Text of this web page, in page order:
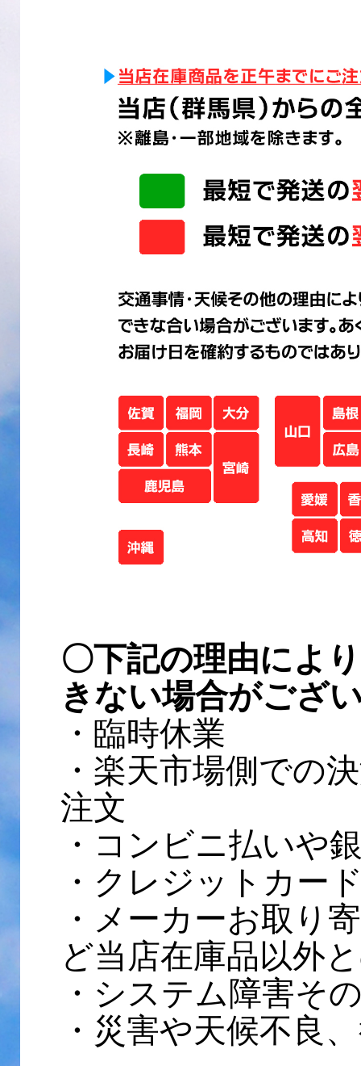
〇下記の理由によ
きない場合がござ
・臨時休業
・楽天市場側での
注文
・コンビニ払いや
・クレジットカー
・メーカーお取り
ど当店在庫品以外
・システム障害そ
・災害や天候不良